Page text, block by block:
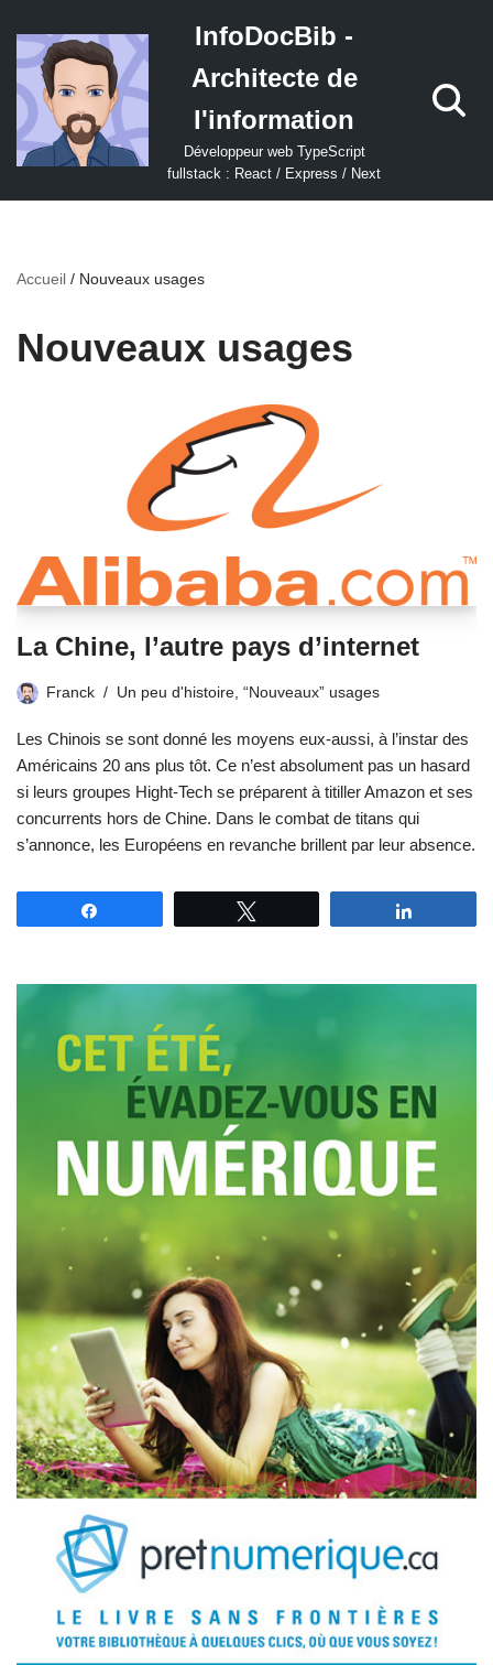
Aller
au
contenu
InfoDocBib -
Architecte de
l'information
Développeur web TypeScript
fullstack : React / Express / Next
Accueil / Nouveaux usages
Nouveaux usages
La Chine, l’autre pays d’internet
Franck Un peu d'histoire “Nouveaux” usages
Les Chinois se sont donné les moyens eux-aussi, à l’instar des
Américains 20 ans plus tôt. Ce n’est absolument pas un hasard
si leurs groupes Hight-Tech se préparent à titiller Amazon et ses
concurrents hors de Chine. Dans le combat de titans qui
s’annonce, les Européens en revanche brillent par leur absence.